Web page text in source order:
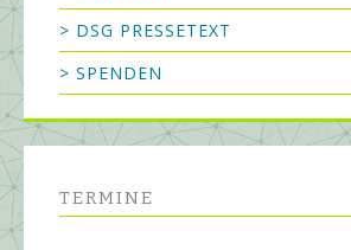
> DSG PRESSETEXT
> SPENDEN
TERMINE